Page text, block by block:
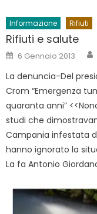
Informazione Rifiuti
Rifiuti e salute
Posted
on
6 Gennaio 2013
La denuncia-Del
Crom “Emergenza
quaranta anni”
studi che
Campania infestata
hanno ignorato la
La fa Antonio